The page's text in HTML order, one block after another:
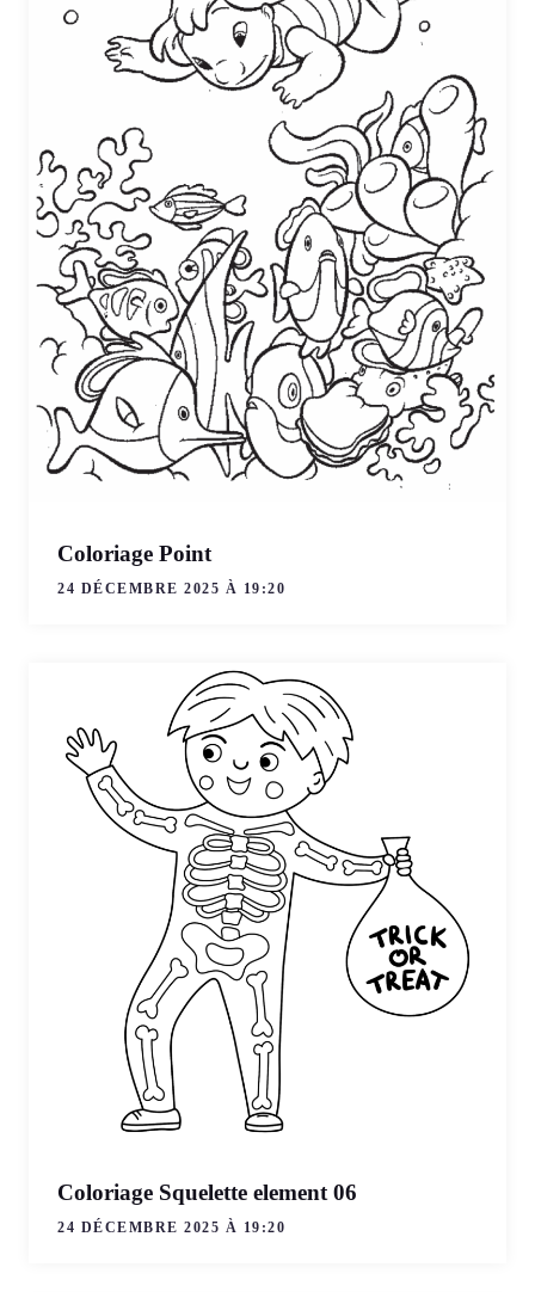
Coloriage Point
24 DÉCEMBRE 2025 À 19:20
Coloriage Squelette element 06
24 DÉCEMBRE 2025 À 19:20